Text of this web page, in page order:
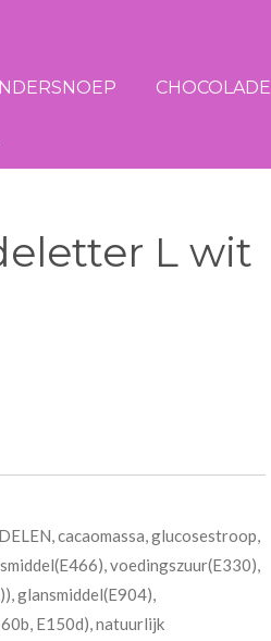
CHOCOLADE
L wit
cacaomassa, glucosestroop,
voedingszuur(E330),
glansmiddel(E904),
E150d), natuurlijk